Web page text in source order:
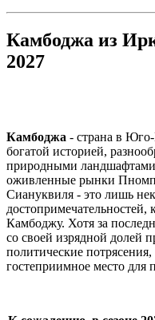
Камбоджа из
2027
Камбоджа - страна в
богатой историей,
природными
оживленные рынки
Сиануквиля - это лишь
достопримечательностей,
Камбоджу. Хотя за
со своей изрядной долей
политические
гостеприимное место для